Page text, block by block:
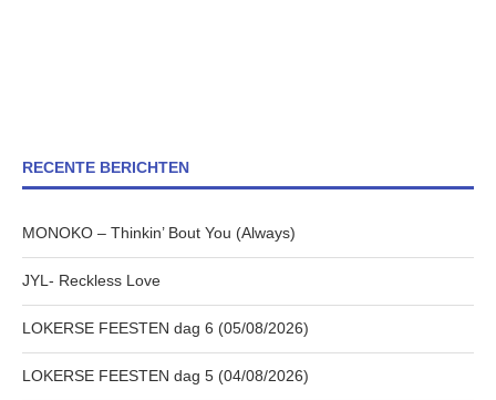
RECENTE BERICHTEN
MONOKO – Thinkin’ Bout You (Always)
JYL- Reckless Love
LOKERSE FEESTEN dag 6 (05/08/2026)
LOKERSE FEESTEN dag 5 (04/08/2026)